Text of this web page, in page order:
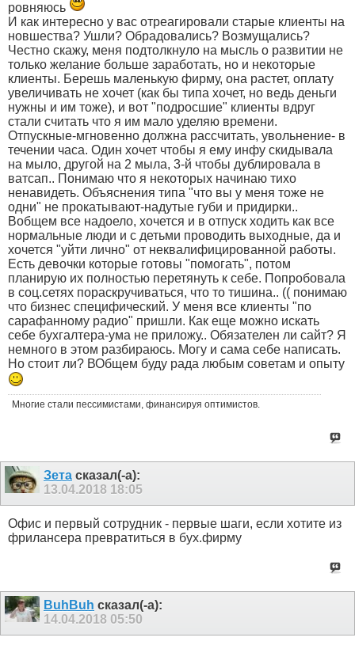
ровняюсь
И как интересно у вас отреагировали старые клиенты на
новшества? Ушли? Обрадовались? Возмущались?
Честно скажу, меня подтолкнуло на мысль о развитии не
только желание больше заработать, но и некоторые
клиенты. Берешь маленькую фирму, она растет, оплату
увеличивать не хочет (как бы типа хочет, но ведь деньги
нужны и им тоже), и вот "подросшие" клиенты вдруг
стали считать что я им мало уделяю времени.
Отпускные-мгновенно должна рассчитать, увольнение- в
течении часа. Один хочет чтобы я ему инфу скидывала
на мыло, другой на 2 мыла, 3-й чтобы дублировала в
ватсап.. Понимаю что я некоторых начинаю тихо
ненавидеть. Объяснения типа "что вы у меня тоже не
одни" не прокатывают-надутые губи и придирки..
Вобщем все надоело, хочется и в отпуск ходить как все
нормальные люди и с детьми проводить выходные, да и
хочется "уйти лично" от неквалифицированной работы.
Есть девочки которые готовы "помогать", потом
планирую их полностью перетянуть к себе. Попробовала
в соц.сетях пораскручиваться, что то тишина.. (( понимаю
что бизнес специфический. У меня все клиенты "по
сарафанному радио" пришли. Как еще можно искать
себе бухгалтера-ума не приложу.. Обязателен ли сайт? Я
немного в этом разбираюсь. Могу и сама себе написать.
Но стоит ли? ВОбщем буду рада любым советам и опыту
Многие стали пессимистами, финансируя оптимистов.
Зета сказал(-а):
13.04.2018 18:05
Офис и первый сотрудник - первые шаги, если хотите из
фрилансера превратиться в бух.фирму
BuhBuh сказал(-а):
14.04.2018 05:50